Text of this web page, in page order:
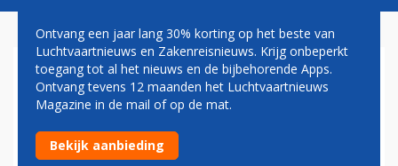
CONTROLE
VS verscherpt controle op reizigers uit Afrika om ebola
18-05-2026 - 20:53
Ontvang een jaar lang 30% korting op het beste van
Luchtvaartnieuws en Zakenreisnieuws. Krijg onbeperkt
toegang tot al het nieuws en de bijbehorende Apps.
Ontvang tevens 12 maanden het Luchtvaartnieuws
Magazine in de mail of op de mat.
Bekijk aanbieding